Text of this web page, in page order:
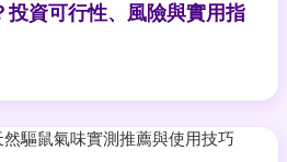
投資可行性、風險與實用指